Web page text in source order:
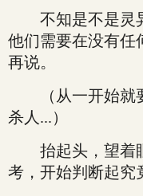
不知是不是灵异
他们需要在没有任
再说。
（从一开始就要
杀人...）
抬起头，望着眼
考，开始判断起究